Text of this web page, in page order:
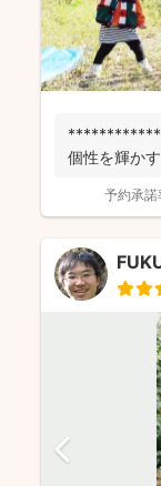
個性を輝か
予約承諾